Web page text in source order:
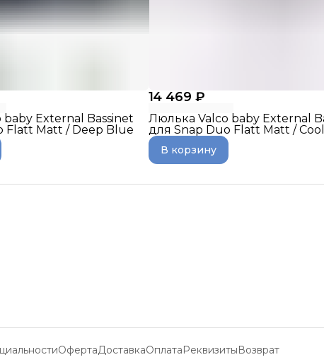
External Bassinet
Flatt Matt / Deep Blue
14 469 ₽
Люлька Valco baby External
для Snap Duo Flatt Matt /
В корзину
ОфертаДоставкаОплатаРеквизитыВозврат